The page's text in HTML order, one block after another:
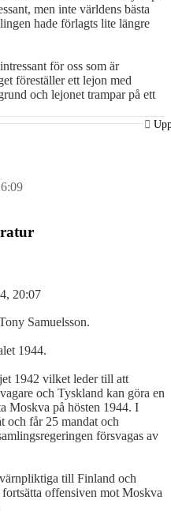
men inte världens bästa
hade förlagts lite längre
för oss som är
föreställer ett lejon med
och lejonet trampar på ett
20:07
Samuelsson.
1944.
1942 vilket leder till att
och Tyskland kan göra en
Moskva på hösten 1944. I
och får 25 mandat och
försvagas av
till Finland och
offensiven mot Moskva